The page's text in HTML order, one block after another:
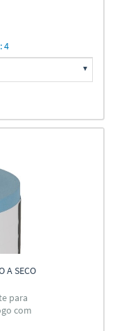
4
A SECO
para
com